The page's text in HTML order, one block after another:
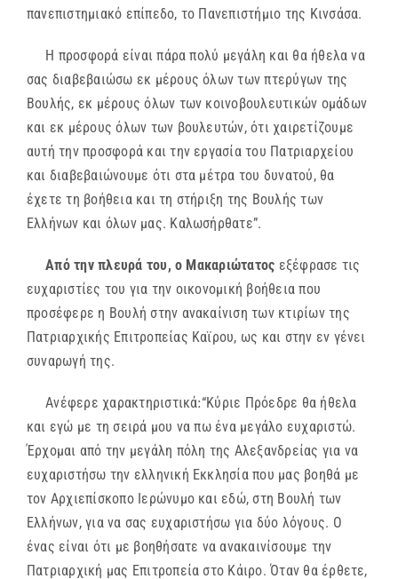
πανεπιστημιακό επίπεδο, το Πανεπιστήμιο της Κινσάσα.
Η προσφορά είναι πάρα πολύ μεγάλη και θα ήθελα να
σας διαβεβαιώσω εκ μέρους όλων των πτερύγων της
Βουλής, εκ μέρους όλων των κοινοβουλευτικών ομάδων
και εκ μέρους όλων των βουλευτών, ότι χαιρετίζουμε
αυτή την προσφορά και την εργασία του Πατριαρχείου
και διαβεβαιώνουμε ότι στα μέτρα του δυνατού, θα
έχετε τη βοήθεια και τη στήριξη της Βουλής των
Ελλήνων και όλων μας. Καλωσήρθατε”.
Από την πλευρά του, ο Μακαριώτατος εξέφρασε τις
ευχαριστίες του για την οικονομική βοήθεια που
προσέφερε η Βουλή στην ανακαίνιση των κτιρίων της
Πατριαρχικής Επιτροπείας Καϊρου, ως και στην εν γένει
συναρωγή της.
Ανέφερε χαρακτηριστικά׃ “Κύριε Πρόεδρε θα ήθελα
και εγώ με τη σειρά μου να πω ένα μεγάλο ευχαριστώ.
Έρχομαι από την μεγάλη πόλη της Αλεξανδρείας για να
ευχαριστήσω την ελληνική Εκκλησία που μας βοηθά με
τον Αρχιεπίσκοπο Ιερώνυμο και εδώ, στη Βουλή των
Ελλήνων, για να σας ευχαριστήσω για δύο λόγους. Ο
ένας είναι ότι με βοηθήσατε να ανακαινίσουμε την
Πατριαρχική μας Επιτροπεία στο Κάιρο. Όταν θα έρθετε,